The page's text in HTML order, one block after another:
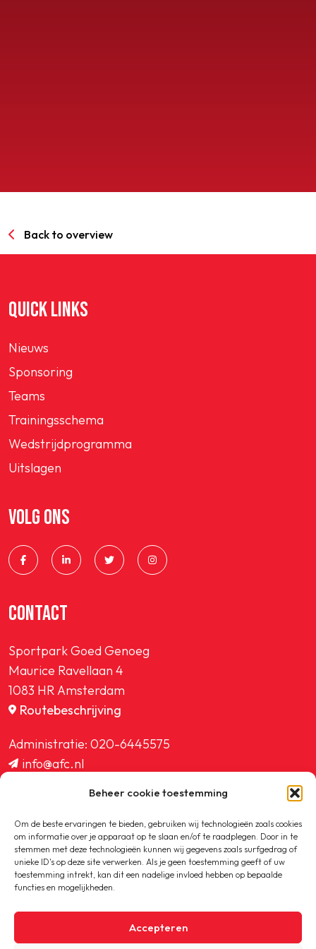
Beheer cookie toestemming
Om de beste ervaringen te bieden, gebruiken wij technologieën zoals cookies
om informatie over je apparaat op te slaan en/of te raadplegen. Door in te
stemmen met deze technologieën kunnen wij gegevens zoals surfgedrag of
unieke ID's op deze site verwerken. Als je geen toestemming geeft of uw
toestemming intrekt, kan dit een nadelige invloed hebben op bepaalde
functies en mogelijkheden.
Accepteren
Back to overview
QUICK LINKS
Nieuws
Sponsoring
Teams
Trainingsschema
Wedstrijdprogramma
Uitslagen
VOLG ONS
CONTACT
Sportpark Goed Genoeg
Maurice Ravellaan 4
1083 HR Amsterdam
Routebeschrijving
Administratie: 020-6445575
info@afc.nl
ledenadministratie@afc.nl
Copyright © 2020-2026 AFC